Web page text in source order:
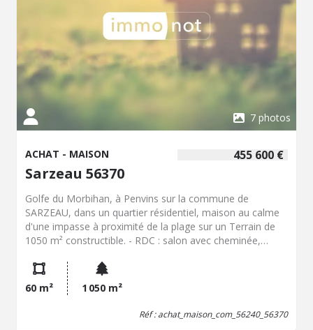
7 photos
455 600 €
ACHAT - MAISON
Sarzeau 56370
Golfe du Morbihan, à Penvins sur la commune de
SARZEAU, dans un quartier résidentiel, maison au calme
d'une impasse à proximité de la plage sur un Terrain de
1050 m² constructible. - RDC : salon avec cheminée,
et un WC. combles aménageables. Prix honoraires inclus:
501 950 EUR TTC (485 000 EUR + 16 950 EUR honoraires)
Pour toutes informations contacter l'Office Notarial de
Me GUILLEMENOT à SAINT AVE, 2 rue Pierre Le Nouail.
60 m² 1 050 m²
Réf : achat_maison_com_56240_56370